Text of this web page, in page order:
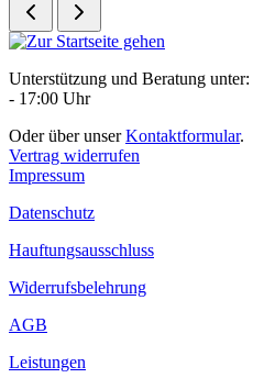
Unterstützung und Beratung unter:
- 17:00 Uhr
Oder über unserKontaktformular.
Vertrag widerrufen
Impressum
Datenschutz
Hauftungsausschluss
Widerrufsbelehrung
AGB
Leistungen